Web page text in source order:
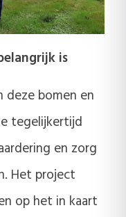
is
deze bomen en
tegelijkertijd
en zorg
Het project
op het in kaart